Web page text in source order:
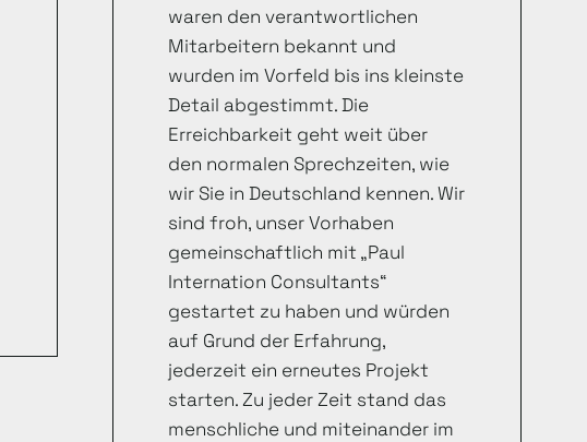
waren den verantwortlichen
Mitarbeitern bekannt und
wurden im Vorfeld bis ins kleinste
Detail abgestimmt. Die
Erreichbarkeit geht weit über
den normalen Sprechzeiten, wie
wir Sie in Deutschland kennen. Wir
sind froh, unser Vorhaben
gemeinschaftlich mit „Paul
Internation Consultants“
gestartet zu haben und würden
auf Grund der Erfahrung,
jederzeit ein erneutes Projekt
starten. Zu jeder Zeit stand das
menschliche und miteinander im